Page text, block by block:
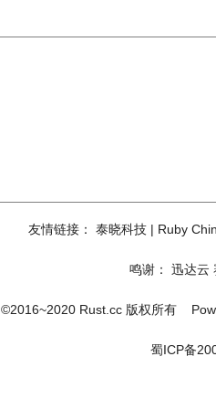
友情链接： 泰晓科技| Ruby
鸣谢： 迅达云
©2016~2020 Rust.cc 版权所有
蜀ICP备